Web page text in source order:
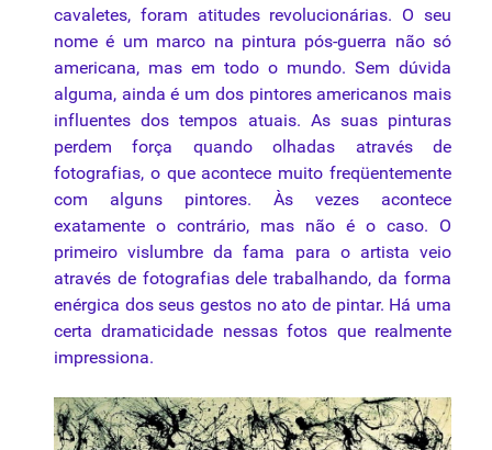
cavaletes, foram atitudes revolucionárias. O seu
nome é um marco na pintura pós-guerra não só
americana, mas em todo o mundo. Sem dúvida
alguma, ainda é um dos pintores americanos mais
influentes dos tempos atuais. As suas pinturas
perdem força quando olhadas através de
fotografias, o que acontece muito freqüentemente
com alguns pintores. Às vezes acontece
exatamente o contrário, mas não é o caso. O
primeiro vislumbre da fama para o artista veio
através de fotografias dele trabalhando, da forma
enérgica dos seus gestos no ato de pintar. Há uma
certa dramaticidade nessas fotos que realmente
impressiona.